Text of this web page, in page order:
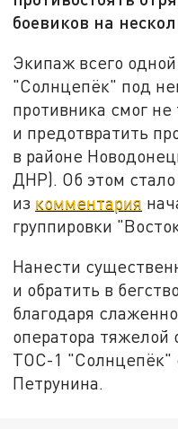
боевиков на
Экипаж всего
"Солнцепёк" под
противника смог не
и предотвратить
в районе
ДНР). Об этом
из комментария
группировки
Нанести
и обратить в
благодаря
оператора
ТОС-1 "Солнцепёк"
Петрунина.